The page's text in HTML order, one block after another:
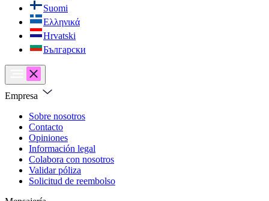
Suomi
Ελληνικά
Hrvatski
Български
Empresa
Sobre nosotros
Contacto
Opiniones
Información legal
Colabora con nosotros
Validar póliza
Solicitud de reembolso